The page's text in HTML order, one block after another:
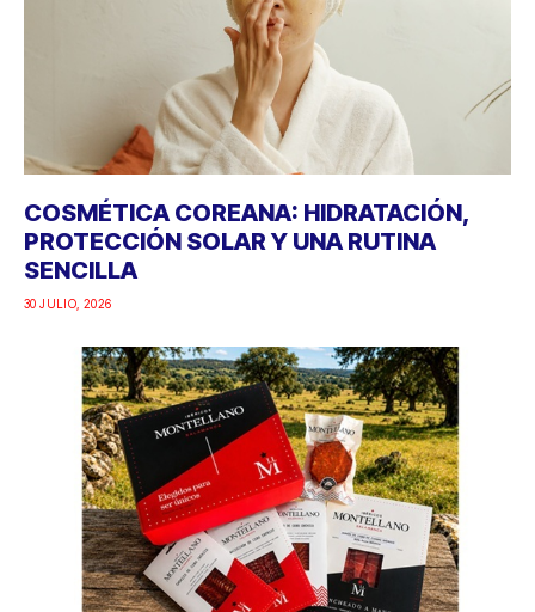
COSMÉTICA COREANA: HIDRATACIÓN,
PROTECCIÓN SOLAR Y UNA RUTINA
SENCILLA
30 JULIO, 2026